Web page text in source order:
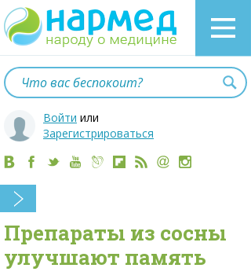
Войти или
Зарегистрироваться
Препараты из сосны
улучшают память